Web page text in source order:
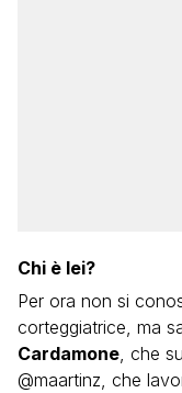
Chi è lei?
Per ora non si
corteggiatrice, ma
Cardamone , che
@maartinz, che